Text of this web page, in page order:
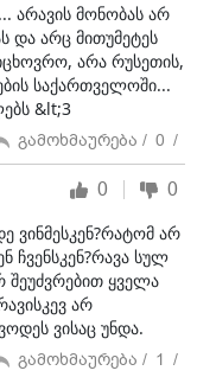
ეს ციტატა
ეთერში
ბატონის
და
ბანია".
არის
თუ არ იციან,
არავის მონობას არ
და არც მითუმეტეს
არა რუსეთის,
საქართველოში...
&lt;3
გამოხმაურება / 0 /
0 0
ვინმესკენ?რატომ არ
ჩვენსკენ?რავა სულ
შეუძვრებით ყველა
არ
ვისაც უნდა.
გამოხმაურება / 1 /